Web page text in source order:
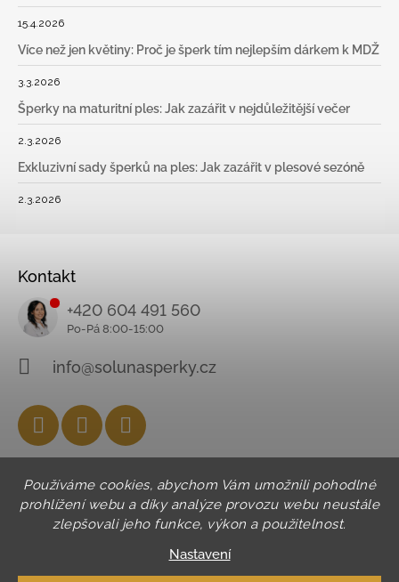
Používáme cookies, abychom Vám umožnili pohodlné
prohlížení webu a díky analýze provozu webu neustále
zlepšovali jeho funkce, výkon a použitelnost.
Nastavení
15.4.2026
Více než jen květiny: Proč je šperk tím nejlepším dárkem k MDŽ
3.3.2026
Šperky na maturitní ples: Jak zazářit v nejdůležitější večer
2.3.2026
Exkluzivní sady šperků na ples: Jak zazářit v plesové sezóně
2.3.2026
Kontakt
+420 604 491 560
info@solunasperky.cz